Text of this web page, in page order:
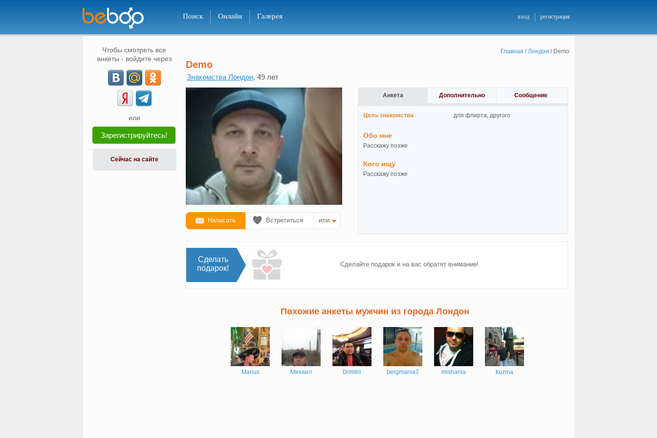
Поиск Онлайн Галерея вход регистрация
Чтобы смотреть все
анкеты - войдите через
или
Зарегистрируйтесь!
Сейчас на сайте
Главная /Лондон / Demo
Demo
Знакомства Лондон, 49 лет
Написать Встретиться или
Анкета Дополнительно Сообщение
Цель знакомства для флирта, другого
Обо мне
Расскажу позже
Кого ищу
Расскажу позже
Сделать
подарок!
Сделайте подарок и на вас обратят внимание!
Похожие анкеты мужчин из города Лондон
Marius Михаил Dimitrii bergmania2 mishania kuzma